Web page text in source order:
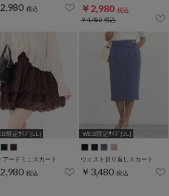
税込 ￥2,980 税込
￥4,480税込
限定ｻｲｽﾞ[LL]
アードミニスカート
税込
WEB限定ｻｲｽﾞ[3L]
ウエスト折り返しスカート
￥3,480 税込